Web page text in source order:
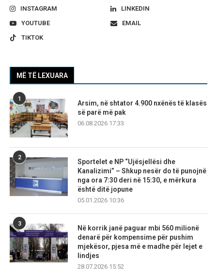
INSTAGRAM
LINKEDIN
YOUTUBE
EMAIL
TIKTOK
MË TË LEXUARA
1
Arsim, në shtator 4.900 nxënës të klasës
së parë më pak
06.08.2026 17:33
2
Sportelet e NP “Ujësjellësi dhe
Kanalizimi” – Shkup nesër do të punojnë
nga ora 7:30 deri në 15:30, e mërkura
është ditë jopune
05.01.2026 10:36
3
Në korrik janë paguar mbi 560 milionë
denarë për kompensime për pushim
mjekësor, pjesa më e madhe për lejet e
lindjes
28.07.2026 15:52